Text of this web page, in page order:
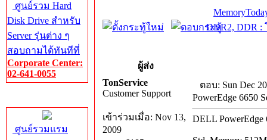
ศูนย์รวม Hard
Disk Drive สำหรับ
Server รุ่นต่าง ๆ
สอบถามได้ทันทีที่
Corporate Center:
02-641-0055
ศูนย์รวมแรม
DDR2, DDR :
ผู้ส่ง
TonService
Customer Support
เข้าร่วมเมื่อ: Nov 13,
2009
ตอบ: Sun Dec
PowerEdge 6650
DELL PowerEdge